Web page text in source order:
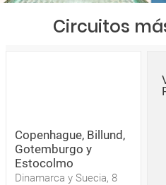
Circuitos
Copenhague, Billund,
Gotemburgo y
Estocolmo
Dinamarca y Suecia, 8